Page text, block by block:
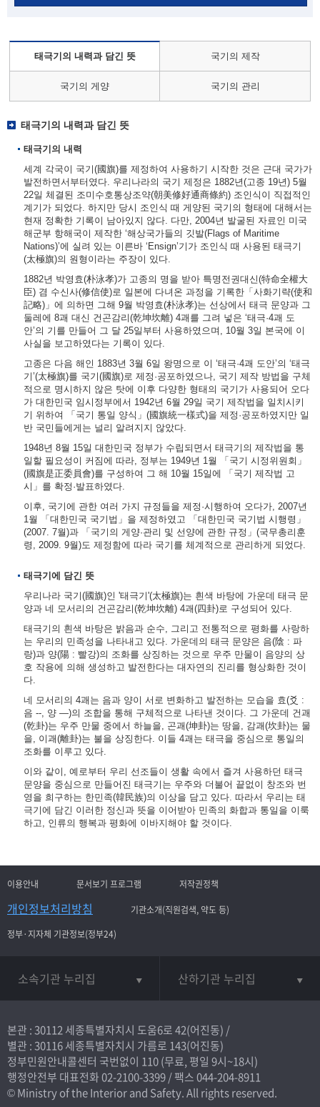
태극기의 내력과 담긴 뜻 국기의 제작
국기의 게양 국기의 관리
태극기의 내력과 담긴 뜻
태극기의 내력
세계 각국이 국기(國旗)를 제정하여 사용하기 시작한 것은 근대 국가가
발전하면서부터였다. 우리나라의 국기 제정은 1882년(고종 19년) 5월
22일 체결된 조미수호통상조약(朝美修好通商條約) 조인식이 직접적인
계기가 되었다. 하지만 당시 조인식 때 게양된 국기의 형태에 대해서는
현재 정확한 기록이 남아있지 않다. 다만, 2004년 발굴된 자료인 미국
해군부 항해국이 제작한 ‘해상국가들의 깃발(Flags of Maritime
Nations)’에 실려 있는 이른바 ‘Ensign’기가 조인식 때 사용된 태극기
(太極旗)의 원형이라는 주장이 있다.
1882년 박영효(朴泳孝)가 고종의 명을 받아 특명전권대신(特命全權大
臣) 겸 수신사(修信使)로 일본에 다녀온 과정을 기록한「사화기략(使和
記略)」에 의하면 그해 9월 박영효(朴泳孝)는 선상에서 태극 문양과 그
둘레에 8괘 대신 건곤감리(乾坤坎離) 4괘를 그려 넣은 ‘태극·4괘 도
안’의 기를 만들어 그 달 25일부터 사용하였으며, 10월 3일 본국에 이
사실을 보고하였다는 기록이 있다.
고종은 다음 해인 1883년 3월 6일 왕명으로 이 ‘태극·4괘 도안’의 ‘태극
기’(太極旗)를 국기(國旗)로 제정·공포하였으나, 국기 제작 방법을 구체
적으로 명시하지 않은 탓에 이후 다양한 형태의 국기가 사용되어 오다
가 대한민국 임시정부에서 1942년 6월 29일 국기 제작법을 일치시키
기 위하여 「국기 통일 양식」(國旗統一樣式)을 제정·공포하였지만 일
반 국민들에게는 널리 알려지지 않았다.
1948년 8월 15일 대한민국 정부가 수립되면서 태극기의 제작법을 통
일할 필요성이 커짐에 따라, 정부는 1949년 1월 「국기 시정위원회」
(國旗是正委員會)를 구성하여 그 해 10월 15일에 「국기 제작법 고
시」를 확정·발표하였다.
이후, 국기에 관한 여러 가지 규정들을 제정·시행하여 오다가, 2007년
1월 「대한민국 국기법」을 제정하였고 「대한민국 국기법 시행령」
(2007. 7월)과 「국기의 게양·관리 및 선양에 관한 규정」(국무총리훈
령, 2009. 9월)도 제정함에 따라 국기를 체계적으로 관리하게 되었다.
태극기에 담긴 뜻
우리나라 국기(國旗)인 '태극기'(太極旗)는 흰색 바탕에 가운데 태극 문
양과 네 모서리의 건곤감리(乾坤坎離) 4괘(四卦)로 구성되어 있다.
태극기의 흰색 바탕은 밝음과 순수, 그리고 전통적으로 평화를 사랑하
는 우리의 민족성을 나타내고 있다. 가운데의 태극 문양은 음(陰 : 파
랑)과 양(陽 : 빨강)의 조화를 상징하는 것으로 우주 만물이 음양의 상
호 작용에 의해 생성하고 발전한다는 대자연의 진리를 형상화한 것이
다.
네 모서리의 4괘는 음과 양이 서로 변화하고 발전하는 모습을 효(爻 :
음 --, 양 ―)의 조합을 통해 구체적으로 나타낸 것이다. 그 가운데 건괘
(乾卦)는 우주 만물 중에서 하늘을, 곤괘(坤卦)는 땅을, 감괘(坎卦)는 물
을, 이괘(離卦)는 불을 상징한다. 이들 4괘는 태극을 중심으로 통일의
조화를 이루고 있다.
이와 같이, 예로부터 우리 선조들이 생활 속에서 즐겨 사용하던 태극
문양을 중심으로 만들어진 태극기는 우주와 더불어 끝없이 창조와 번
영을 희구하는 한민족(韓民族)의 이상을 담고 있다. 따라서 우리는 태
극기에 담긴 이러한 정신과 뜻을 이어받아 민족의 화합과 통일을 이룩
하고, 인류의 행복과 평화에 이바지해야 할 것이다.
이용안내 문서보기 프로그램 저작권정책
개인정보처리방침
기관소개(직원검색, 약도 등)
정부·지자체 기관정보(정부24)
소속기관 누리집 산하기관 누리집
본관 : 30112 세종특별자치시 도움6로 42(어진동) /
별관 : 30116 세종특별자치시 가름로 143(어진동)
정부민원안내콜센터 국번없이 110(무료, 평일 9시~18시)
행정안전부 대표전화02-2100-3399/ 팩스 044-204-8911
© Ministry of the Interior and Safety. All rights reserved.